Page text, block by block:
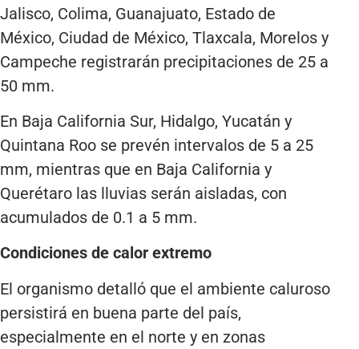
Jalisco, Colima, Guanajuato, Estado de
México, Ciudad de México, Tlaxcala, Morelos y
Campeche registrarán precipitaciones de 25 a
50 mm.
En Baja California Sur, Hidalgo, Yucatán y
Quintana Roo se prevén intervalos de 5 a 25
mm, mientras que en Baja California y
Querétaro las lluvias serán aisladas, con
acumulados de 0.1 a 5 mm.
Condiciones de calor extremo
El organismo detalló que el ambiente caluroso
persistirá en buena parte del país,
especialmente en el norte y en zonas